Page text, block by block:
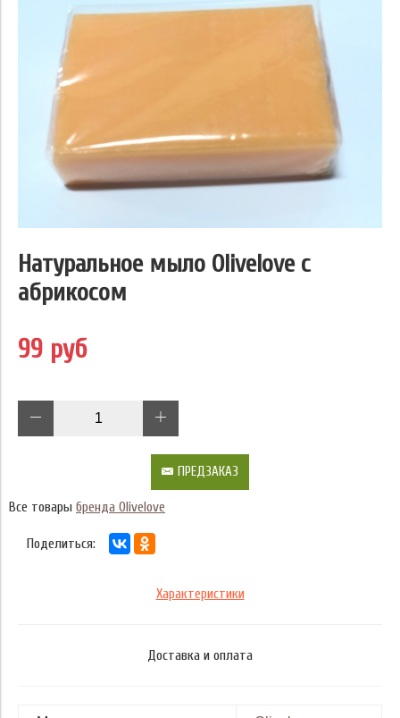
Натуральное мыло Olivelove с
абрикосом
99 руб
ПРЕДЗАКАЗ
Все товары бренда Olivelove
Поделиться:
Характеристики
Доставка и оплата